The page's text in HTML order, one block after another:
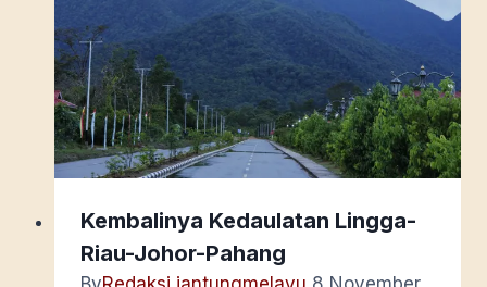
Kembalinya Kedaulatan Lingga-
Riau-Johor-Pahang